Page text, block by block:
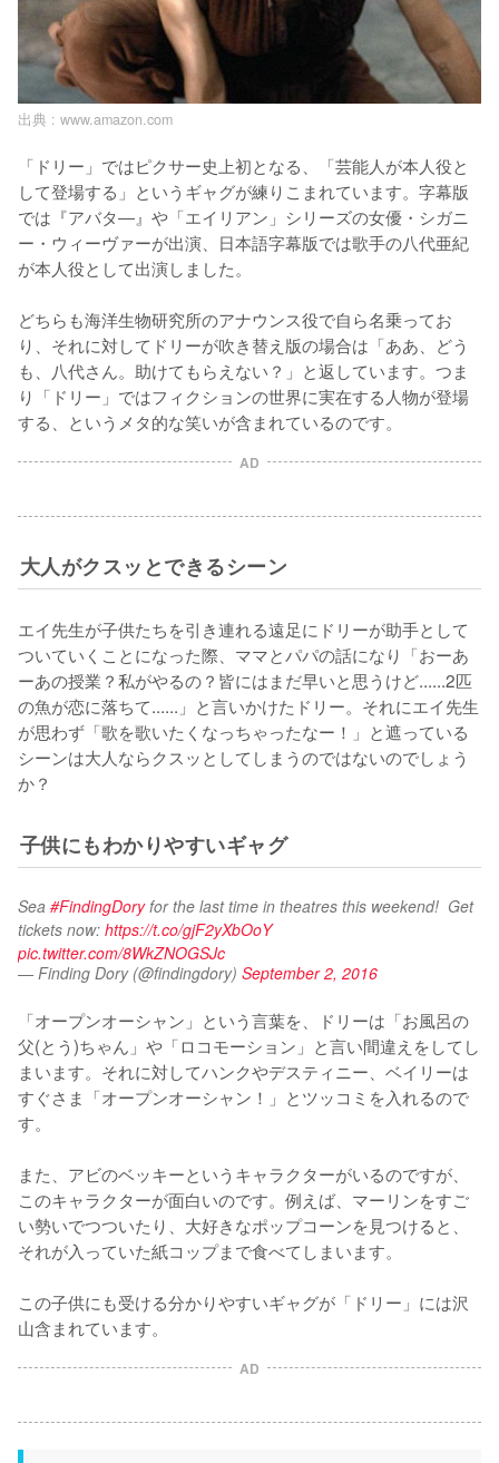
出典 : www.amazon.com
「ドリー」ではピクサー史上初となる、「芸能人が本人役と
して登場する」というギャグが練りこまれています。字幕版
では『アバタ―』や「エイリアン」シリーズの女優・シガニ
ー・ウィーヴァーが出演、日本語字幕版では歌手の八代亜紀
が本人役として出演しました。
どちらも海洋生物研究所のアナウンス役で自ら名乗ってお
り、それに対してドリーが吹き替え版の場合は「ああ、どう
も、八代さん。助けてもらえない？」と返しています。つま
り「ドリー」ではフィクションの世界に実在する人物が登場
する、というメタ的な笑いが含まれているのです。
AD
大人がクスッとできるシーン
エイ先生が子供たちを引き連れる遠足にドリーが助手として
ついていくことになった際、ママとパパの話になり「おーあ
ーあの授業？私がやるの？皆にはまだ早いと思うけど......2匹
の魚が恋に落ちて......」と言いかけたドリー。それにエイ先生
が思わず「歌を歌いたくなっちゃったなー！」と遮っている
シーンは大人ならクスッとしてしまうのではないのでしょう
か？
子供にもわかりやすいギャグ
Sea #FindingDory for the last time in theatres this weekend!  Get
tickets now: https://t.co/gjF2yXbOoY
pic.twitter.com/8WkZNOGSJc
— Finding Dory (@findingdory) September 2, 2016
「オープンオーシャン」という言葉を、ドリーは「お風呂の
父(とう)ちゃん」や「ロコモーション」と言い間違えをしてし
まいます。それに対してハンクやデスティニー、ベイリーは
すぐさま「オープンオーシャン！」とツッコミを入れるので
す。
また、アビのベッキーというキャラクターがいるのですが、
このキャラクターが面白いのです。例えば、マーリンをすご
い勢いでつついたり、大好きなポップコーンを見つけると、
それが入っていた紙コップまで食べてしまいます。
この子供にも受ける分かりやすいギャグが「ドリー」には沢
山含まれています。
AD